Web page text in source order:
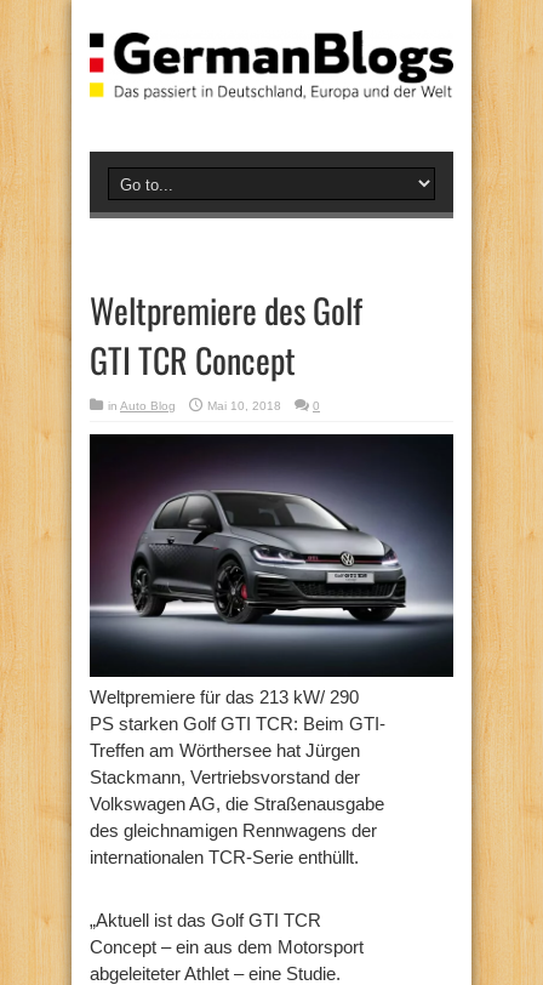
Weltpremiere des Golf
GTI TCR Concept
in Auto Blog Mai 10, 2018 0
Weltpremiere für das 213 kW/ 290
PS starken Golf GTI TCR: Beim GTI-
Treffen am Wörthersee hat Jürgen
Stackmann, Vertriebsvorstand der
Volkswagen AG, die Straßenausgabe
des gleichnamigen Rennwagens der
internationalen TCR-Serie enthüllt.
„Aktuell ist das Golf GTI TCR
Concept – ein aus dem Motorsport
abgeleiteter Athlet – eine Studie.